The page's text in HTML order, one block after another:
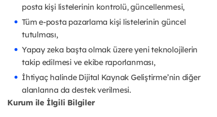
posta kişi listelerinin kontrolü, güncellenmesi,
Tüm e-posta pazarlama kişi listelerinin güncel
tutulması,
Yapay zeka başta olmak üzere yeni teknolojilerin
takip edilmesi ve ekibe raporlanması,
İhtiyaç halinde Dijital Kaynak Geliştirme’nin diğer
alanlarına da destek verilmesi.
Kurum ile İlgili Bilgiler